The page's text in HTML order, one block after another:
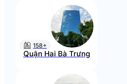
158+
Quận Hai Bà Trưng